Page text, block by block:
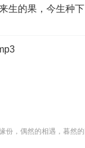
生的果，今生种下